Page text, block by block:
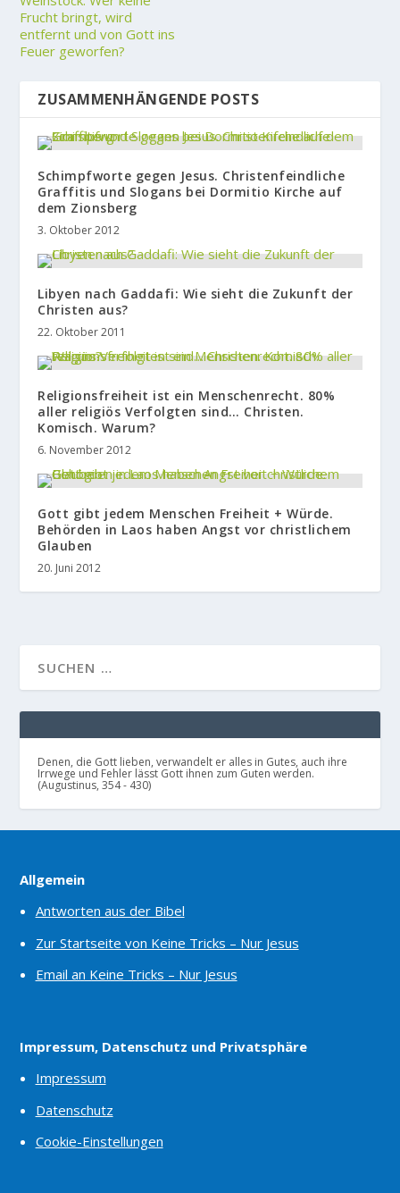
Frucht bringt, wird
entfernt und von Gott ins
Feuer geworfen?
ZUSAMMENHÄNGENDE POSTS
Schimpfworte gegen Jesus. Christenfeindliche
Graffitis und Slogans bei Dormitio Kirche auf
dem Zionsberg
3. Oktober 2012
Libyen nach Gaddafi: Wie sieht die Zukunft der
Christen aus?
22. Oktober 2011
Religionsfreiheit ist ein Menschenrecht. 80%
aller religiös Verfolgten sind… Christen.
Komisch. Warum?
6. November 2012
Gott gibt jedem Menschen Freiheit + Würde.
Behörden in Laos haben Angst vor christlichem
Glauben
20. Juni 2012
Denen, die Gott lieben, verwandelt er alles in Gutes, auch ihre
Irrwege und Fehler lässt Gott ihnen zum Guten werden.
(Augustinus, 354 - 430)
Allgemein
Antworten aus der Bibel
Zur Startseite von Keine Tricks – Nur Jesus
Email an Keine Tricks – Nur Jesus
Impressum, Datenschutz und Privatsphäre
Impressum
Datenschutz
Cookie-Einstellungen